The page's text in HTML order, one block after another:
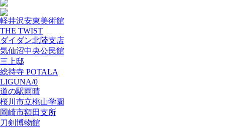
軽井沢安東美術館
THE TWIST
ダイダン北陸支店
気仙沼中央公民館
三上邸
総持寺 POTALA
LIGUNA/0
道の駅雨晴
桜川市立桃山学園
岡崎市額田支所
刀剣博物館